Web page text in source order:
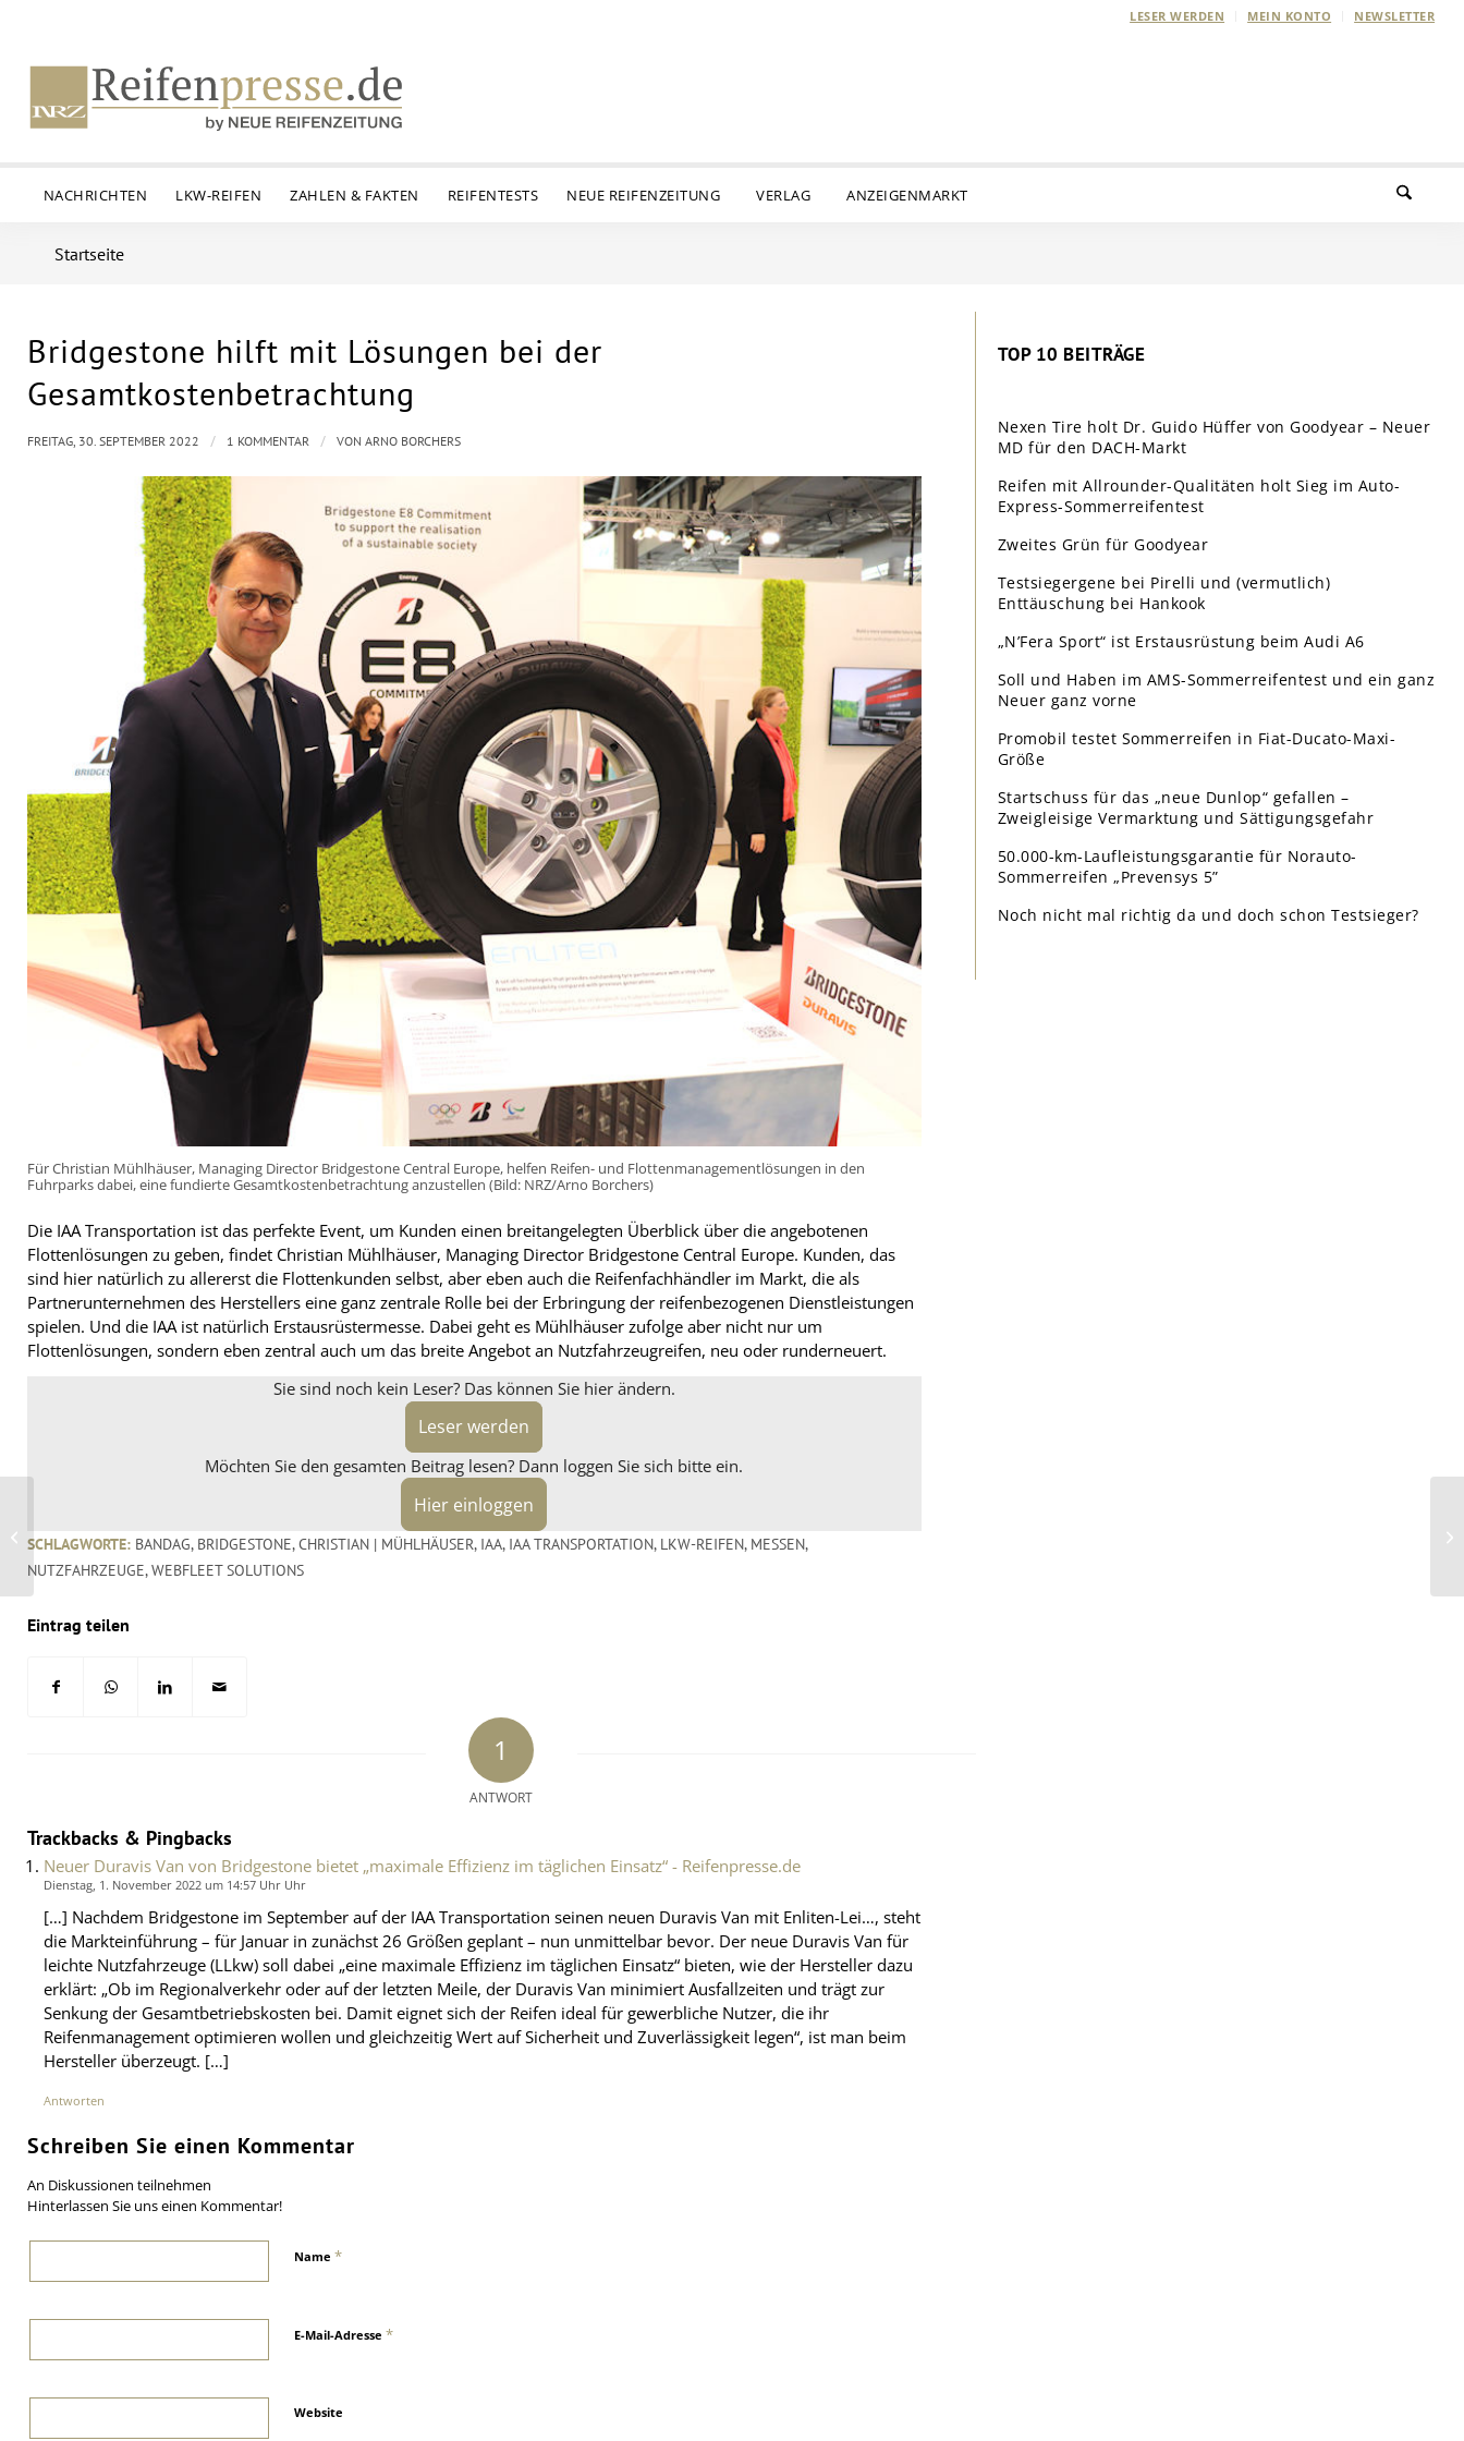
LESER WERDEN MEIN KONTO NEWSLETTER
NACHRICHTEN LKW-REIFEN ZAHLEN & FAKTEN REIFENTESTS NEUE REIFENZEITUNG VERLAG ANZEIGENMARKT
Startseite
Bridgestone hilft mit Lösungen bei der
Gesamtkostenbetrachtung
Für Christian Mühlhäuser, Managing Director Bridgestone Central Europe, helfen Reifen- und Flottenmanagementlösungen in den
Fuhrparks dabei, eine fundierte Gesamtkostenbetrachtung anzustellen (Bild: NRZ/Arno Borchers)
Die IAA Transportation ist das perfekte Event, um Kunden einen breitangelegten Überblick über die angebotenen
Flottenlösungen zu geben, findet Christian Mühlhäuser, Managing Director Bridgestone Central Europe. Kunden, das
sind hier natürlich zu allererst die Flottenkunden selbst, aber eben auch die Reifenfachhändler im Markt, die als
Partnerunternehmen des Herstellers eine ganz zentrale Rolle bei der Erbringung der reifenbezogenen Dienstleistungen
spielen. Und die IAA ist natürlich Erstausrüstermesse. Dabei geht es Mühlhäuser zufolge aber nicht nur um
Flottenlösungen, sondern eben zentral auch um das breite Angebot an Nutzfahrzeugreifen, neu oder runderneuert.
Sie sind noch kein Leser? Das können Sie hier ändern.
Leser werden
Möchten Sie den gesamten Beitrag lesen? Dann loggen Sie sich bitte ein.
Hier einloggen
FREITAG, 30. SEPTEMBER 2022 / 1 KOMMENTAR / VON ARNO BORCHERS
SCHLAGWORTE: BANDAG, BRIDGESTONE,CHRISTIAN | MÜHLHÄUSER, IAA, IAA TRANSPORTATION, LKW-REIFEN, MESSEN,
NUTZFAHRZEUGE,WEBFLEET SOLUTIONS
Eintrag teilen
1
ANTWORT
Trackbacks & Pingbacks
Neuer Duravis Van von Bridgestone bietet „maximale Effizienz im täglichen Einsatz“ - Reifenpresse.de
sagt:
Dienstag, 1. November 2022 um 14:57 Uhr Uhr
[…] Nachdem Bridgestone im September auf der IAA Transportation seinen neuen Duravis Van mit Enliten-Lei…, steht
die Markteinführung – für Januar in zunächst 26 Größen geplant – nun unmittelbar bevor. Der neue Duravis Van für
leichte Nutzfahrzeuge (LLkw) soll dabei „eine maximale Effizienz im täglichen Einsatz“ bieten, wie der Hersteller dazu
erklärt: „Ob im Regionalverkehr oder auf der letzten Meile, der Duravis Van minimiert Ausfallzeiten und trägt zur
Senkung der Gesamtbetriebskosten bei. Damit eignet sich der Reifen ideal für gewerbliche Nutzer, die ihr
Reifenmanagement optimieren wollen und gleichzeitig Wert auf Sicherheit und Zuverlässigkeit legen“, ist man beim
Hersteller überzeugt. […]
Antworten
Schreiben Sie einen Kommentar
An Diskussionen teilnehmen
Hinterlassen Sie uns einen Kommentar!
Name *
E-Mail-Adresse *
Website
TOP 10 BEITRÄGE
Nexen Tire holt Dr. Guido Hüffer von Goodyear – Neuer
MD für den DACH-Markt
Reifen mit Allrounder-Qualitäten holt Sieg im Auto-
Express-Sommerreifentest
Zweites Grün für Goodyear
Testsiegergene bei Pirelli und (vermutlich)
Enttäuschung bei Hankook
„N’Fera Sport“ ist Erstausrüstung beim Audi A6
Soll und Haben im AMS-Sommerreifentest und ein ganz
Neuer ganz vorne
Promobil testet Sommerreifen in Fiat-Ducato-Maxi-
Größe
Startschuss für das „neue Dunlop“ gefallen –
Zweigleisige Vermarktung und Sättigungsgefahr
50.000-km-Laufleistungsgarantie für Norauto-
Sommerreifen „Prevensys 5”
Noch nicht mal richtig da und doch schon Testsieger?
Vorteilspakete von
Schrader